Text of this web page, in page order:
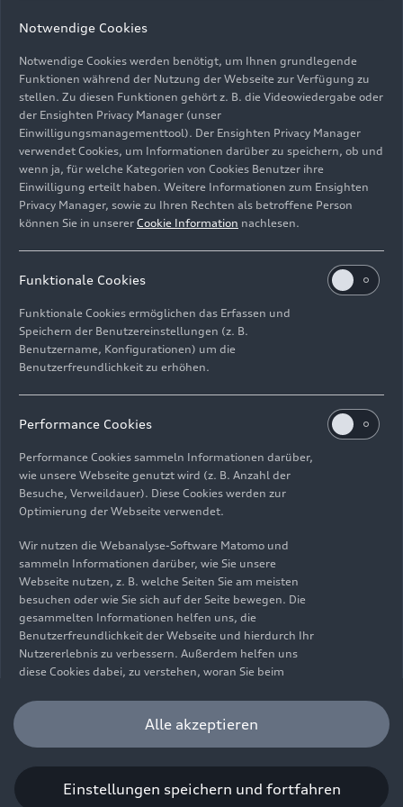
AudiTT RSCoupé iconic edition und das Audi TT Coupé
Showcar.
Bild-Nr: A231819 · Copyright: AUDI AG
Rechte: Verwendung für Pressezwecke honorarfrei
ImpressumRechtliches
Hinweisgebersystem
Informationen zur BarrierefreiheitKontakt
© 2026 AUDI AG. Alle Rechte vorbehalten.
EN
Die Angaben zu Kraftstoffverbrauch, Stromverbrauch, CO₂-
Emissionen und elektrischer Reichweite wurden nach dem
gesetzlich vorgeschriebenen Messverfahren „Worldwide
Harmonized Light Vehicles Test Procedure“ (WLTP) gemäß
Verordnung (EG) 715/2007 ermittelt. Zusatzausstattungen und
Zubehör (Anbauteile, Reifenformat usw.) können relevante
Aerodynamik verändern und neben Witterungs- und
Verkehrsbedingungen sowie dem individuellen Fahrverhalten den
Sie unter www.audi.de/wltp.
Notwendige Cookies
Notwendige Cookies werden benötigt, um Ihnen grundlegende
Funktionen während der Nutzung der Webseite zur Verfügung zu
stellen. Zu diesen Funktionen gehört z. B. die Videowiedergabe oder
der Ensighten Privacy Manager (unser
Einwilligungsmanagementtool). Der Ensighten Privacy Manager
verwendet Cookies, um Informationen darüber zu speichern, ob und
wenn ja, für welche Kategorien von Cookies Benutzer ihre
Einwilligung erteilt haben. Weitere Informationen zum Ensighten
Privacy Manager, sowie zu Ihren Rechten als betroffene Person
können Sie in unserer Cookie Information nachlesen.
Funktionale Cookies
Funktionale Cookies ermöglichen das Erfassen und
Speichern der Benutzereinstellungen (z. B.
Benutzername, Konfigurationen) um die
Benutzerfreundlichkeit zu erhöhen.
Performance Cookies
Performance Cookies sammeln Informationen darüber,
wie unsere Webseite genutzt wird (z. B. Anzahl der
Besuche, Verweildauer). Diese Cookies werden zur
Optimierung der Webseite verwendet.
Wir nutzen die Webanalyse-Software Matomo und
sammeln Informationen darüber, wie Sie unsere
Webseite nutzen, z. B. welche Seiten Sie am meisten
besuchen oder wie Sie sich auf der Seite bewegen. Die
gesammelten Informationen helfen uns, die
Benutzerfreundlichkeit der Webseite und hierdurch Ihr
Nutzererlebnis zu verbessern. Außerdem helfen uns
diese Cookies dabei, zu verstehen, woran Sie beim
unser Angebot optimieren können. Bitte beachten Sie,
dass Sie Ihre Einwilligung bezüglich der Platzierung von
Performance Cookies jederzeit widerrufen können.
Cookie Information.
Alle akzeptieren
Einstellungen speichern und fortfahren